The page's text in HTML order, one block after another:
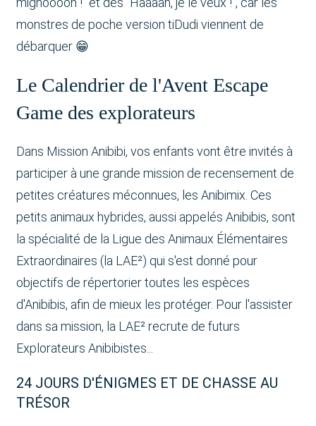
monstres de poche version tiDudi viennent de
débarquer 😁
Le Calendrier de l'Avent Escape
Game des explorateurs
Dans Mission Anibibi, vos enfants vont être invités à
participer à une grande mission de recensement de
petites créatures méconnues, les Anibimix. Ces
petits animaux hybrides, aussi appelés Anibibis, sont
la spécialité de la Ligue des Animaux Élémentaires
Extraordinaires (la LAE²) qui s'est donné pour
objectifs de répertorier toutes les espèces
d'Anibibis, afin de mieux les protéger. Pour l'assister
dans sa mission, la LAE² recrute de futurs
Explorateurs Anibibistes...
24 JOURS D'ÉNIGMES ET DE CHASSE AU
TRÉSOR